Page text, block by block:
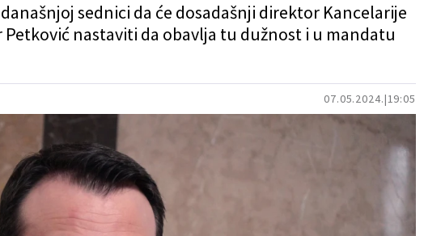
07.05.2024. 19:05
sednici da će dosadašnji direktor Kancelarije
Petković nastaviti da obavlja tu dužnost i u mandatu